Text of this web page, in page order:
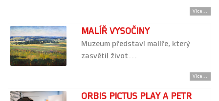
Více...
MALÍŘ VYSOČINY
Muzeum představí malíře, který
zasvětil život…
Více...
ORBIS PICTUS PLAY A PETR